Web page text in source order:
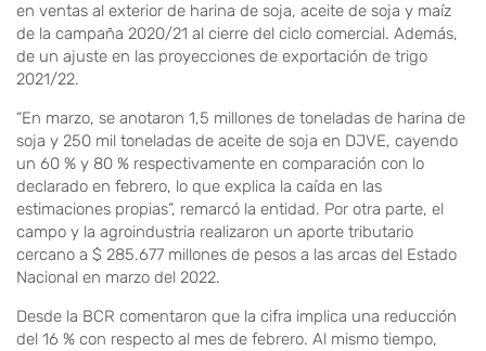
en ventas al exterior de harina de soja, aceite de soja y maíz
de la campaña 2020/21 al cierre del ciclo comercial. Además,
de un ajuste en las proyecciones de exportación de trigo
2021/22.
“En marzo, se anotaron 1,5 millones de toneladas de harina de
soja y 250 mil toneladas de aceite de soja en DJVE, cayendo
un 60 % y 80 % respectivamente en comparación con lo
declarado en febrero, lo que explica la caída en las
estimaciones propias”, remarcó la entidad. Por otra parte, el
campo y la agroindustria realizaron un aporte tributario
cercano a $ 285.677 millones de pesos a las arcas del Estado
Nacional en marzo del 2022.
Desde la BCR comentaron que la cifra implica una reducción
del 16 % con respecto al mes de febrero. Al mismo tiempo,